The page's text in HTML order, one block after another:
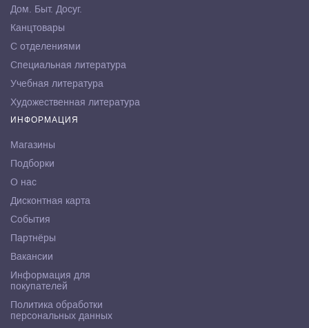
Дом. Быт. Досуг.
Канцтовары
С отделениями
Специальная литература
Учебная литература
Художественная литература
ИНФОРМАЦИЯ
Магазины
Подборки
О нас
Дисконтная карта
События
Партнёры
Вакансии
Информация для
покупателей
Политика обработки
персональных данных